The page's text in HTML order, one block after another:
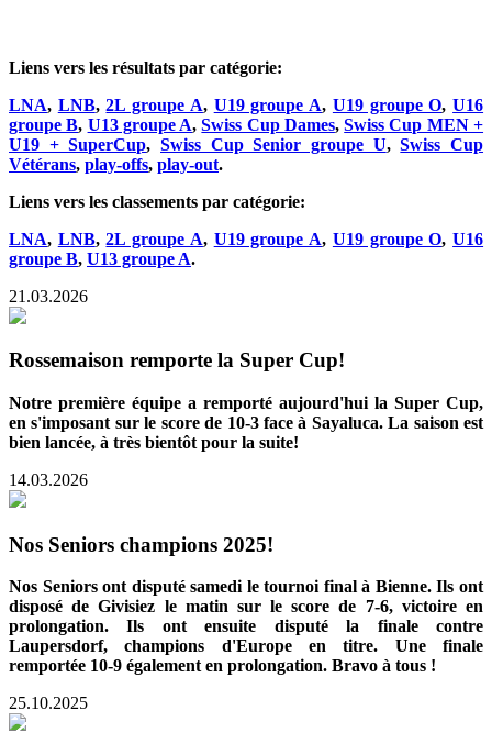
Liens vers les résultats par catégorie:
LNA, LNB,2L groupe A, U19 groupe A, U19 groupe O,U16
groupe B, U13 groupe A,Swiss Cup Dames,Swiss Cup MEN +
U19 + SuperCup,Swiss Cup Senior groupe U,Swiss Cup
Vétérans, play-offs, play-out.
Liens vers les classements par catégorie:
LNA, LNB,2L groupe A, U19 groupe A, U19 groupe O,U16
groupe B, U13 groupe A.
21.03.2026
Rossemaison remporte la Super Cup!
Notre première équipe a remporté aujourd'hui la Super Cup,
en s'imposant sur le score de 10-3 face à Sayaluca. La saison est
bien lancée, à très bientôt pour la suite!
14.03.2026
Nos Seniors champions 2025!
Nos Seniors ont disputé samedi le tournoi final à Bienne. Ils ont
disposé de Givisiez le matin sur le score de 7-6, victoire en
prolongation. Ils ont ensuite disputé la finale contre
Laupersdorf, champions d'Europe en titre. Une finale
remportée 10-9 également en prolongation. Bravo à tous !
25.10.2025